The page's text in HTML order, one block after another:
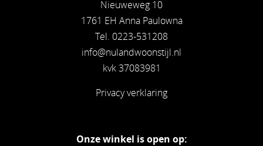
Nieuweweg 10
1761 EH Anna Paulowna
Tel. 0223-531208
info@nulandwoonstijl.nl
kvk 37083981
Privacy verklaring
Onze winkel is open op: